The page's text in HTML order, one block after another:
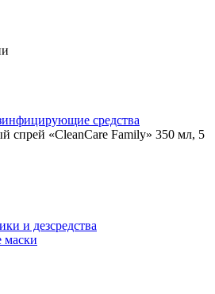
средства
спрей «CleanCare Family» 350 мл, 5
и дезсредства